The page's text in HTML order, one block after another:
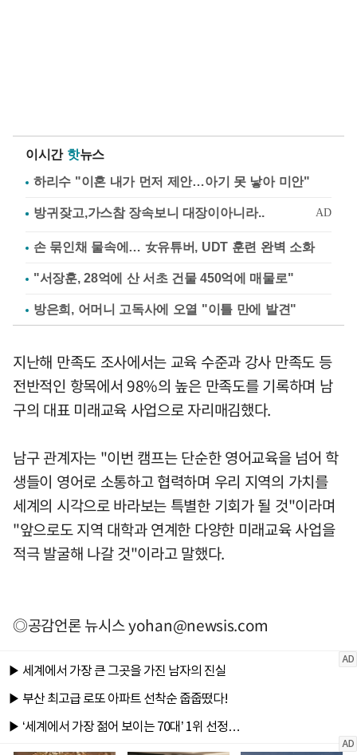
이시간 핫뉴스
하리수 "이혼 내가 먼저 제안…아기 못 낳아 미안"
손 묶인채 물속에… 女유튜버, UDT 훈련 완벽 소화
"서장훈, 28억에 산 서초 건물 450억에 매물로"
방은희, 어머니 고독사에 오열 "이틀 만에 발견"
지난해 만족도 조사에서는 교육 수준과 강사 만족도 등
전반적인 항목에서 98%의 높은 만족도를 기록하며 남
구의 대표 미래교육 사업으로 자리매김했다.
남구 관계자는 "이번 캠프는 단순한 영어교육을 넘어 학
생들이 영어로 소통하고 협력하며 우리 지역의 가치를
세계의 시각으로 바라보는 특별한 기회가 될 것"이라며
"앞으로도 지역 대학과 연계한 다양한 미래교육 사업을
적극 발굴해 나갈 것"이라고 말했다.
◎공감언론 뉴시스yohan@newsis.com